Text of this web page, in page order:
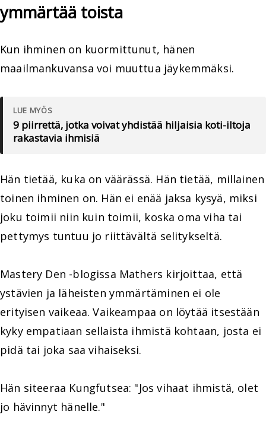
ymmärtää toista
Kun ihminen on kuormittunut, hänen
maailmankuvansa voi muuttua jäykemmäksi.
LUE MYÖS
9 piirrettä, jotka voivat yhdistää hiljaisia koti-iltoja
rakastavia ihmisiä
Hän tietää, kuka on väärässä. Hän tietää, millainen
toinen ihminen on. Hän ei enää jaksa kysyä, miksi
joku toimii niin kuin toimii, koska oma viha tai
pettymys tuntuu jo riittävältä selitykseltä.
Mastery Den -blogissa Mathers kirjoittaa, että
ystävien ja läheisten ymmärtäminen ei ole
erityisen vaikeaa. Vaikeampaa on löytää itsestään
kyky empatiaan sellaista ihmistä kohtaan, josta ei
pidä tai joka saa vihaiseksi.
Hän siteeraa Kungfutsea: "Jos vihaat ihmistä, olet
jo hävinnyt hänelle."